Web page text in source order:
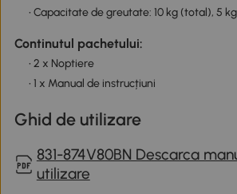
• Capacitate de greutate: 10 kg (total), 5
Continutul pachetului:
• 2 x Noptiere
• 1 x Manual de instrucțiuni
Ghid de utilizare
831-874V80BN Descarca
utilizare